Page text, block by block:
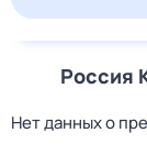
Россия
Нет данных о